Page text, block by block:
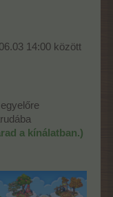
14:00 között
a kínálatban.)